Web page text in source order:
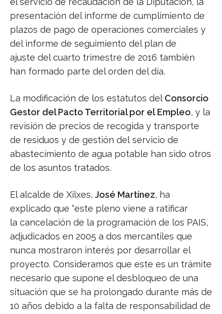
presentación del informe de cumplimiento de
plazos de pago de operaciones comerciales y
del informe de seguimiento del plan de
ajuste del cuarto trimestre de 2016 también
han formado parte del orden del día.
La modificación de los estatutos delConsorcio
Gestor del Pacto Territorial por el Empleo, y la
revisión de precios de recogida y transporte
de residuos y de gestión del servicio de
abastecimiento de agua potable han sido otros
de los asuntos tratados.
El alcalde de Xilxes, José Martínez, ha
explicado que “este pleno viene a ratificar
la cancelación de la programación de los PAIS,
adjudicados en 2005 a dos mercantiles que
nunca mostraron interés por desarrollar el
proyecto. Consideramos que este es un trámite
necesario que supone el desbloqueo de una
situación que se ha prolongado durante más de
10 años debido a la falta de responsabilidad de